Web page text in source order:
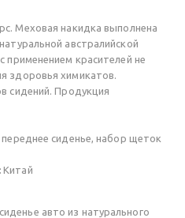
Меховая накидка выполнена
австралийской
применением красителей не
здоровья химикатов.
сидений. Продукция
сиденье, набор щеток
Китай
авто из натурального